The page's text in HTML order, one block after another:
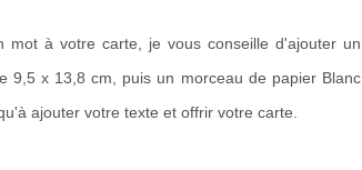
mot à votre carte, je vous conseille d'ajouter un
9,5 x 13,8 cm, puis un morceau de papier Blanc
ajouter votre texte et offrir votre carte.